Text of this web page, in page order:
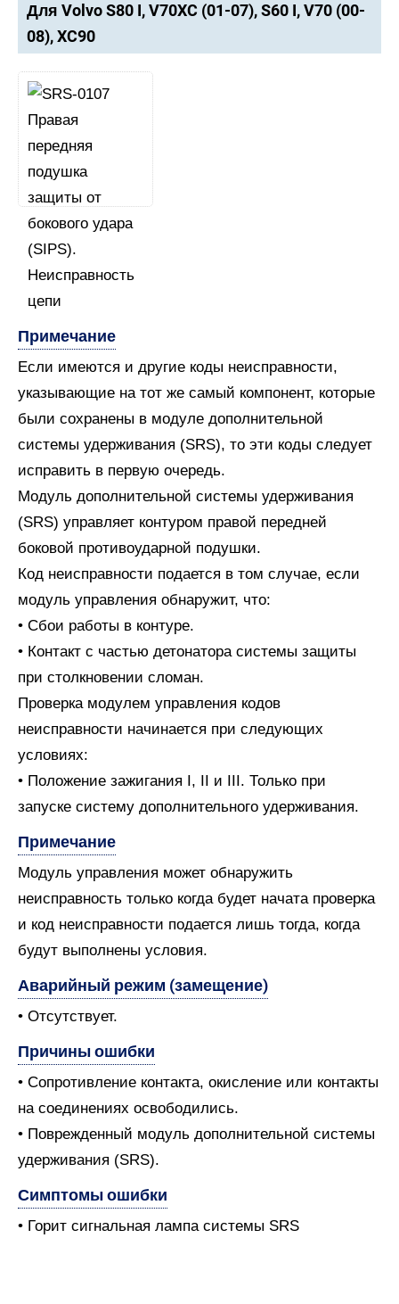
Для Volvo S80 I, V70XC (01-07), S60 I, V70 (00-
08), XC90
Примечание
Если имеются и другие коды неисправности,
указывающие на тот же самый компонент, которые
были сохранены в модуле дополнительной
системы удерживания (SRS), то эти коды следует
исправить в первую очередь.
Модуль дополнительной системы удерживания
(SRS) управляет контуром правой передней
боковой противоударной подушки.
Код неисправности подается в том случае, если
модуль управления обнаружит, что:
• Сбои работы в контуре.
• Контакт с частью детонатора системы защиты
при столкновении сломан.
Проверка модулем управления кодов
неисправности начинается при следующих
условиях:
• Положение зажигания I, II и III. Только при
запуске систему дополнительного удерживания.
Примечание
Модуль управления может обнаружить
неисправность только когда будет начата проверка
и код неисправности подается лишь тогда, когда
будут выполнены условия.
Аварийный режим (замещение)
• Отсутствует.
Причины ошибки
• Сопротивление контакта, окисление или контакты
на соединениях освободились.
• Поврежденный модуль дополнительной системы
удерживания (SRS).
Симптомы ошибки
• Горит сигнальная лампа системы SRS